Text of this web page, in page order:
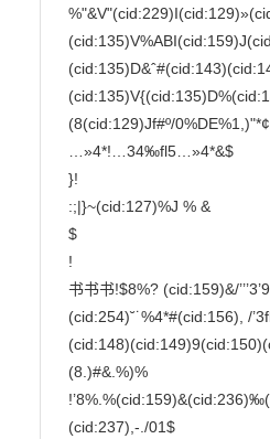
(8(cid:129)Jf#º/
…»4*!…34‰fl5…»4*&$
}!
:;|}~(cid:127)%J % &
$
!
书书书!$8%? (cid:159)&/
(cid:254)˘˙%4*#(cid:156), /
(8.)#&.%)%
(cid:237),-./01$